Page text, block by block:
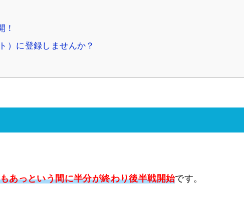
！
）に登録しませんか？
あっという間に半分が終わり後半戦開始です。